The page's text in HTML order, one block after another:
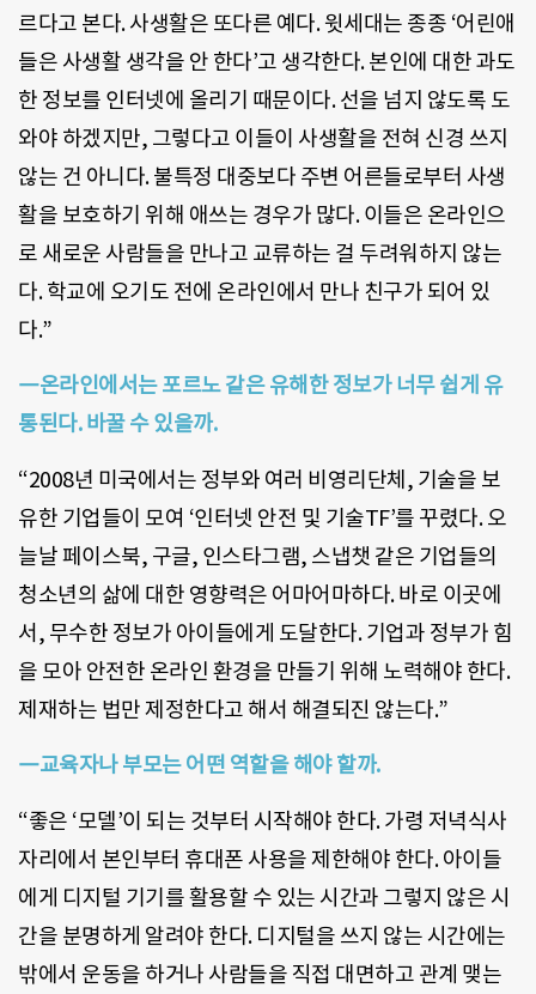
르다고 본다. 사생활은 또다른 예다. 윗세대는 종종 ‘어린애
들은 사생활 생각을 안 한다’고 생각한다. 본인에 대한 과도
한 정보를 인터넷에 올리기 때문이다. 선을 넘지 않도록 도
와야 하겠지만, 그렇다고 이들이 사생활을 전혀 신경 쓰지
않는 건 아니다. 불특정 대중보다 주변 어른들로부터 사생
활을 보호하기 위해 애쓰는 경우가 많다. 이들은 온라인으
로 새로운 사람들을 만나고 교류하는 걸 두려워하지 않는
다. 학교에 오기도 전에 온라인에서 만나 친구가 되어 있
다.”
―온라인에서는 포르노 같은 유해한 정보가 너무 쉽게 유
통된다. 바꿀 수 있을까.
“2008년 미국에서는 정부와 여러 비영리단체, 기술을 보
유한 기업들이 모여 ‘인터넷 안전 및 기술TF’를 꾸렸다. 오
늘날 페이스북, 구글, 인스타그램, 스냅챗 같은 기업들의
청소년의 삶에 대한 영향력은 어마어마하다. 바로 이곳에
서, 무수한 정보가 아이들에게 도달한다. 기업과 정부가 힘
을 모아 안전한 온라인 환경을 만들기 위해 노력해야 한다.
제재하는 법만 제정한다고 해서 해결되진 않는다.”
―교육자나 부모는 어떤 역할을 해야 할까.
“좋은 ‘모델’이 되는 것부터 시작해야 한다. 가령 저녁식사
자리에서 본인부터 휴대폰 사용을 제한해야 한다. 아이들
에게 디지털 기기를 활용할 수 있는 시간과 그렇지 않은 시
간을 분명하게 알려야 한다. 디지털을 쓰지 않는 시간에는
밖에서 운동을 하거나 사람들을 직접 대면하고 관계 맺는